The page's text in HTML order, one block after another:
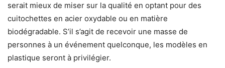
serait mieux de miser sur la qualité en optant pour des
cuitochettes en acier oxydable ou en matière
biodégradable. S’il s’agit de recevoir une masse de
personnes à un événement quelconque, les modèles en
plastique seront à privilégier.